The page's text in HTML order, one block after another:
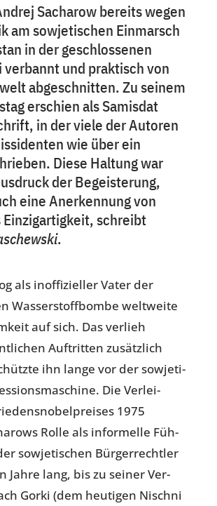
Sach­a­row bereits wegen
am sowje­ti­schen Ein­marsch
in der geschlos­se­nen
verbannt und prak­tisch von
abge­schnit­ten. Zu seinem
erschien als Samis­dat
in der viele der Autoren
wie über ein
Diese Haltung war
der Begeis­te­rung,
eine Aner­ken­nung von
Einzigartigkeit, schreibt
.
als inof­fi­zi­el­ler Vater der
Was­ser­stoff­bombe weltweite
auf sich. Das verlieh
Auf­trit­ten zusätz­lich
ihn lange vor der sowje­ti­
Die Ver­lei­
1975
Rolle als infor­melle Füh­
sowje­ti­schen Bür­ger­recht­ler
Jahre lang, bis zu seiner Ver­
Gorki (dem heu­ti­gen Nischni